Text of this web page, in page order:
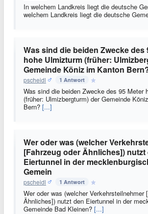
In welchem Landkreis liegt die deutsche
welchem Landkreis liegt die deutsche
Was sind die beiden Zwecke des
hohe Ulmizturm (früher:
Gemeinde Köniz im Kanton
pscheidl 1 Antwort
Was sind die beiden Zwecke des 95 Meter
(früher: Ulmizbergturm) der Gemeinde
Bern? [...]
Wer oder was (welcher
[Fahrzeug oder Ähnliches]) nutzt
Eiertunnel in der
Gemein
pscheidl 1 Antwort
Wer oder was (welcher Verkehrsteilnehmer
Ähnliches]) nutzt den Eiertunnel in der
Gemeinde Bad Kleinen? [...]